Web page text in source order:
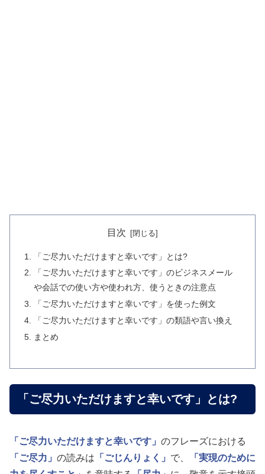
目次
「ご尽力いただけますと幸いです」とは?
「ご尽力いただけますと幸いです」のビジネスメール
や会話での使い方や使われ方、使うときの注意点
「ご尽力いただけますと幸いです」を使った例文
「ご尽力いただけますと幸いです」の類語や言い換え
まとめ
「ご尽力いただけますと幸いです」とは?
「ご尽力いただけますと幸いです」 のフレーズにおける
「ご尽力」 の読みは 「ごじんりょく」 で、
「実現のために